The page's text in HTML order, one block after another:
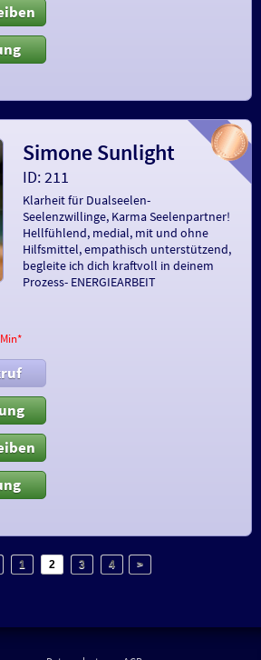
Simone Sunlight
ID: 211
Klarheit für Dualseelen-
Seelenzwillinge, Karma Seelenpartner!
Hellfühlend, medial, mit und ohne
Hilfsmittel, empathisch unterstützend,
begleite ich dich kraftvoll in deinem
Prozess- ENERGIEARBEIT
*
1 2 3 4 >